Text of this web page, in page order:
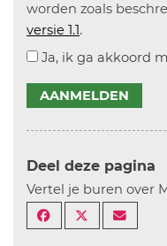
worden zoals
versie 1.1.
Ja, ik ga akkoord
AANMELDEN
Deel deze pagina
Vertel je buren over